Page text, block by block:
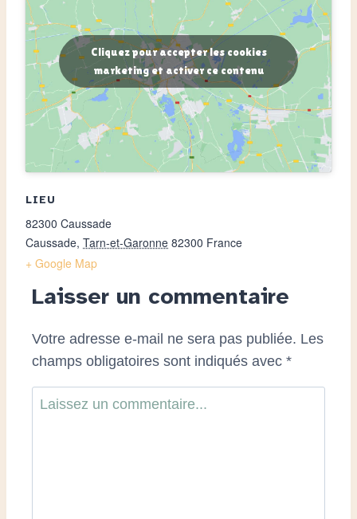
LIEU
82300 Caussade
Caussade, Tarn-et-Garonne 82300 France
+ Google Map
Cliquez pour accepter les cookies
marketing et activer ce contenu
Laisser un commentaire
Votre adresse e-mail ne sera pas publiée. Les
champs obligatoires sont indiqués avec *